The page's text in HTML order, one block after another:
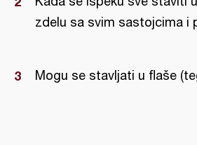
zdelu sa svim sastojcima i
Mogu se stavljati u flaše